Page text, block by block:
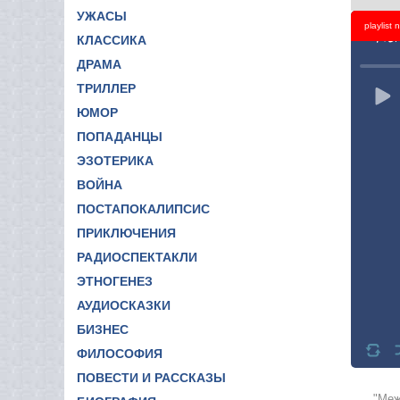
УЖАСЫ
КЛАССИКА
ДРАМА
ТРИЛЛЕР
ЮМОР
ПОПАДАНЦЫ
ЭЗОТЕРИКА
ВОЙНА
ПОСТАПОКАЛИПСИС
ПРИКЛЮЧЕНИЯ
РАДИОСПЕКТАКЛИ
ЭТНОГЕНЕЗ
АУДИОСКАЗКИ
БИЗНЕС
ФИЛОСОФИЯ
ПОВЕСТИ И РАССКАЗЫ
playlist